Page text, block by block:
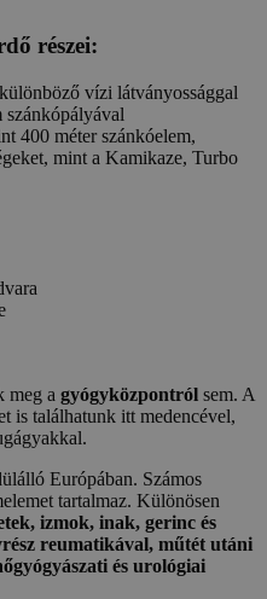
részei:
vízi látványossággal
szánkópályával
400 méter szánkóelem,
mint a Kamikaze, Turbo
meg a gyógyközpontról sem. A
is találhatunk itt medencével,
Európában. Számos
tartalmaz. Különösen
izmok, inak, gerinc és
reumatikával, műtét utáni
​​és urológiai